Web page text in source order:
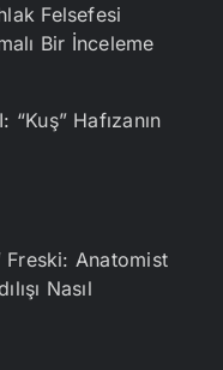
Felsefesi
Bir İnceleme
Hafızanın
Freski: Anatomist
Nasıl